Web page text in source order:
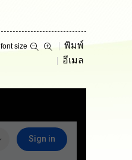
font size
พิมพ์
อีเมล